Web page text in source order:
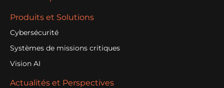
Produits et Solutions
Cybersécurité
Systèmes de missions critiques
Vision AI
Actualités et Perspectives